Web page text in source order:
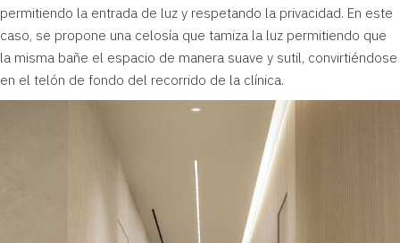
permitiendo la entrada de luz y respetando la privacidad. En este
caso, se propone una celosía que tamiza la luz permitiendo que
la misma bañe el espacio de manera suave y sutil, convirtiéndose
en el telón de fondo del recorrido de la clínica.